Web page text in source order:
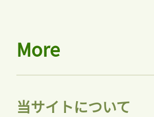
More
当サイトについて